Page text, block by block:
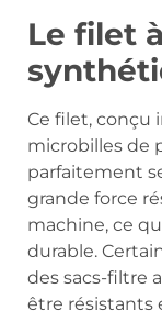
Le filet
Ce filet, conçu
microbilles de
parfaitement
grande force
machine, ce
durable.
des sacs-filtre
être résistants